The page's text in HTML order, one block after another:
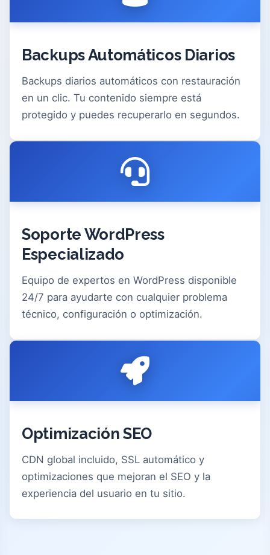
Backups Automáticos Diarios
Backups diarios automáticos con restauración
en un clic. Tu contenido siempre está
protegido y puedes recuperarlo en segundos.
Soporte WordPress
Especializado
Equipo de expertos en WordPress disponible
24/7 para ayudarte con cualquier problema
técnico, configuración o optimización.
Optimización SEO
CDN global incluido, SSL automático y
optimizaciones que mejoran el SEO y la
experiencia del usuario en tu sitio.